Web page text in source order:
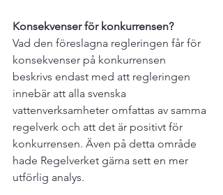
Konsekvenser för konkurrensen?
Vad den föreslagna regleringen får för
konsekvenser på konkurrensen
beskrivs endast med att regleringen
innebär att alla svenska
vattenverksamheter omfattas av samma
regelverk och att det är positivt för
konkurrensen. Även på detta område
hade Regelverket gärna sett en mer
utförlig analys.